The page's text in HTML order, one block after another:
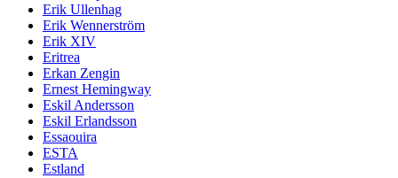
Erik Ullenhag
Erik Wennerström
Erik XIV
Eritrea
Erkan Zengin
Ernest Hemingway
Eskil Andersson
Eskil Erlandsson
Essaouira
ESTA
Estland